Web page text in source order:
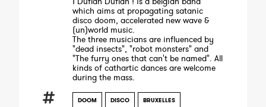
which aims at propagating satanic
disco doom, accelerated new wave &
(un)world music.
The three musicians are influenced by
"dead insects", "robot monsters" and
"The furry ones that can't be named". All
kinds of cathartic dances are welcome
during the mass.
DOOM DISCO BRUXELLES